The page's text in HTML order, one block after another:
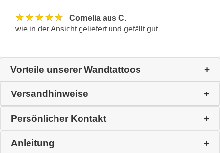
★★★★★
Cornelia aus C.
wie in der Ansicht geliefert und gefällt gut
Vorteile unserer Wandtattoos
Versandhinweise
Persönlicher Kontakt
Anleitung